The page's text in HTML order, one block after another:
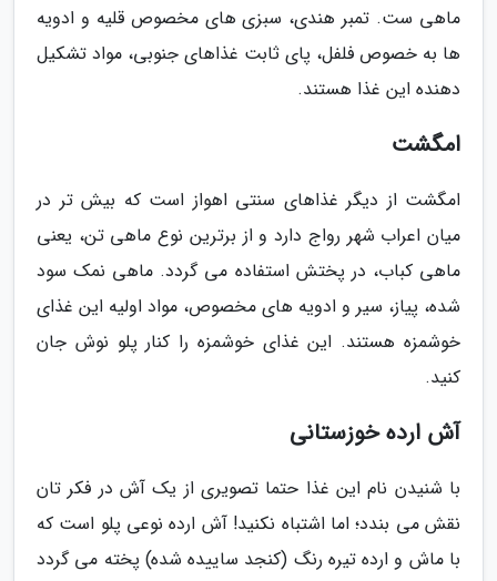
ماهی ست. تمبر هندی، سبزی های مخصوص قلیه و ادویه
ها به خصوص فلفل، پای ثابت غذاهای جنوبی، مواد تشکیل
دهنده این غذا هستند.
امگشت
امگشت از دیگر غذاهای سنتی اهواز است که بیش تر در
میان اعراب شهر رواج دارد و از برترین نوع ماهی تن، یعنی
ماهی کباب، در پختش استفاده می گردد. ماهی نمک سود
شده، پیاز، سیر و ادویه های مخصوص، مواد اولیه این غذای
خوشمزه هستند. این غذای خوشمزه را کنار پلو نوش جان
کنید.
آش ارده خوزستانی
با شنیدن نام این غذا حتما تصویری از یک آش در فکر تان
نقش می بندد؛ اما اشتباه نکنید! آش ارده نوعی پلو است که
با ماش و ارده تیره رنگ (کنجد ساییده شده) پخته می گردد